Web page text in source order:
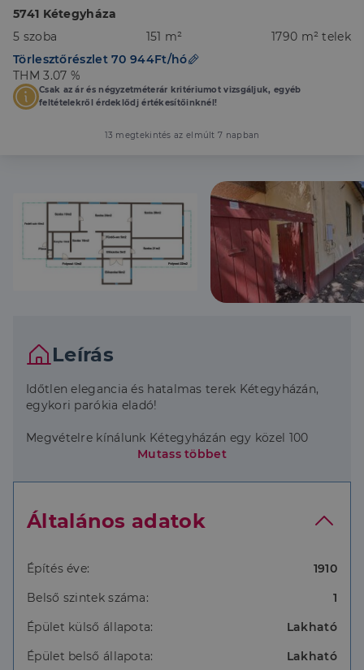
5741 Kétegyháza
5 szoba
151 m²
1790 m² telek
Törlesztőrészlet 70 944Ft/hó
THM 3.07 %
Csak az ár és négyzetméterár kritériumot vizsgáljuk, egyéb
feltételekről érdeklődj értékesítőinknél!
13 megtekintés az elmúlt 7 napban
Leírás
Időtlen elegancia és hatalmas terek Kétegyházán,
egykori parókia eladó!
Megvételre kínálunk Kétegyházán egy közel 100
éves, polgári hangulatú, 151 m²-es egykori parókiát.
régi idők klasszikus eleganciáját, míg a külső
A ház egy hatalmas, 1790 m²-es dupla telken fekszik,
Az ingatlan legfontosabb jellemzői:
fürdőszoba és WC-vel.
hangulatos nyitott folyosó öleli át, amely
gyakorlatilag fedett teraszként is funkcionálhat a
pihenéshez.
Mutass többet
Általános adatok
Építés éve:
1910
Belső szintek száma:
1
Épület külső állapota:
Lakható
Épület belső állapota:
Lakható